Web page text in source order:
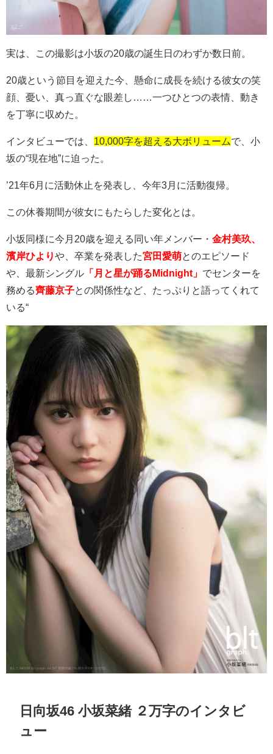
実は、この撮影は小坂の20歳の誕生日のわずか数日前。
20歳という節目を迎えた今、懸命に成長を続ける彼女の笑
顔、憂い、真っ直ぐな眼差し
一つひとつの表情、動き
を丁寧に収めた。
インタビューでは、 10,000字を超える大ボリュームで、小
坂の“現在地”に迫った。
’21 年6 月に活動休止を発表し、今年3 月に活動復帰。
この休養期間が彼女にもたらした変化とは。
小坂同様に今月 20歳を迎える同い年メンバー・ 金村美玖、
濱岸ひよりや、卒業を発表した宮田愛萌とのエピソード
や、最新シングル 「月と星が踊るMidnight」 でセンターを
務める齊藤京子との関係性など、たっぷりと語ってくれて
いる“
日向坂46 小坂菜緒 ２万字のインタビ
ュー